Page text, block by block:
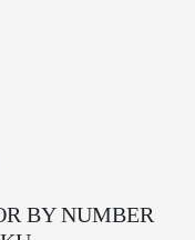
BY NUMBER